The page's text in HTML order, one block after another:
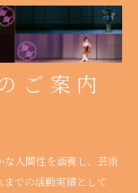
ご案内
人間性を涵養し、芸術
での活動実績として